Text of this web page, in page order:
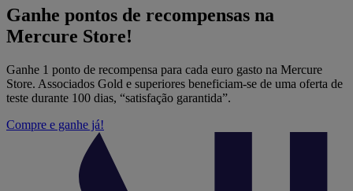
Ganhe pontos de recompensas na
Mercure Store!
Ganhe 1 ponto de recompensa para cada euro gasto na Mercure
Store. Associados Gold e superiores beneficiam-se de uma oferta de
teste durante 100 dias, “satisfação garantida”.
Compre e ganhe já!